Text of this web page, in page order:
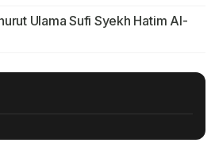
Ulama Sufi Syekh Hatim Al-